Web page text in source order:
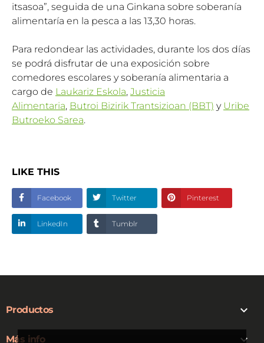
itsasoa”, seguida de una Ginkana sobre soberanía
alimentaría en la pesca a las 13,30 horas.
Para redondear las actividades, durante los dos días
se podrá disfrutar de una exposición sobre
comedores escolares y soberanía alimentaria a
cargo de Laukariz Eskola, Justicia
Alimentaria, Butroi Bizirik Trantsizioan (BBT) y Uribe
Butroeko Sarea.
LIKE THIS
Facebook Twitter Pinterest
LinkedIn Tumblr
Productos 
Más info 